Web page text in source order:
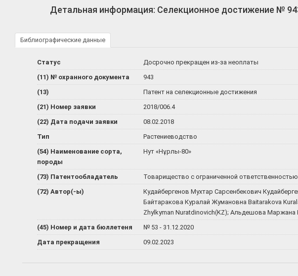
Детальная информация: Селекционное достижение №
Библиографические данные
Статус
Досрочно прекращен из-за неоплаты
(11) № охранного документа
943
(13)
Патент на селекционные достижения
(21) Номер заявки
2018/006.4
(22) Дата подачи заявки
08.02.2018
Тип
Растениеводство
(54) Наименование сорта,
породы
Нут «Нұрлы-80»
(73) Патентообладатель
Товарищество с ограниченной
(72) Автор(-ы)
Кудайбергенов Мухтар Сарсенбекович
Байтаракова Куралай Жумановна Baitarakova
Zhylkyman Nuratdinovich(KZ); Альдешова
(45) Номер и дата бюллетеня
№ 53 - 31.12.2020
Дата прекращения
09.02.2023